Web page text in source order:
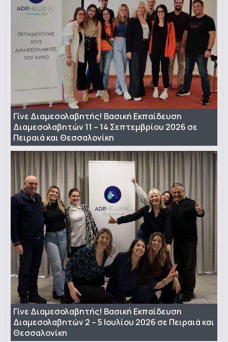
Γίνε Διαμεσολαβητής! Βασική Εκπαίδευση
Διαμεσολαβητών 11 – 14 Σεπτεμβρίου 2026 σε
Πειραιά και Θεσσαλονίκη
Γίνε Διαμεσολαβητής! Βασική Εκπαίδευση
Διαμεσολαβητών 2 – 5 Ιουλίου 2026 σε Πειραιά και
Θεσσαλονίκη